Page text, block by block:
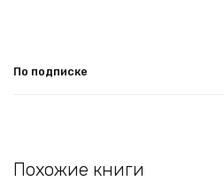
По подписке
Похожие книги